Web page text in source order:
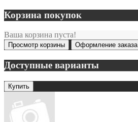
Корзина покупок
Ваша корзина пуста!
Просмотр корзины Оформление заказа
Доступные варианты